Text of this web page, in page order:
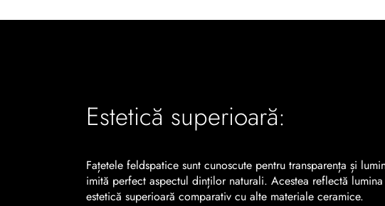
Estetică superioară:
Fațetele feldspatice sunt cunoscute pentru transparența și
imită perfect aspectul dinților naturali. Acestea reflectă
estetică superioară comparativ cu alte materiale ceramice.